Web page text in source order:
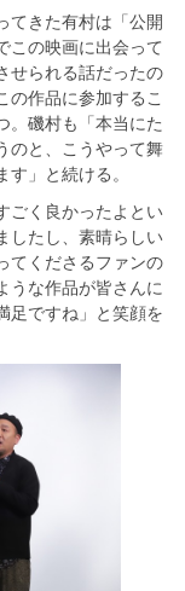
てきた有村は「公開
この映画に出会って
せられる話だったの
の作品に参加するこ
。磯村も「本当にた
のと、こうやって舞
」と続ける。
ごく良かったよとい
したし、素晴らしい
てくださるファンの
うな作品が皆さんに
足ですね」と笑顔を